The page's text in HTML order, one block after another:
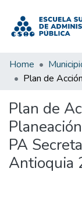
Home
Plan de
PA
Antioquia